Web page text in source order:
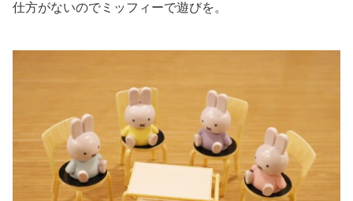
仕方がないのでミッフィーで遊びを。